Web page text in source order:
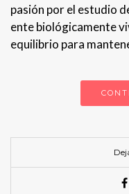
pasión por el estudio
ente biológicamente
equilibrio para